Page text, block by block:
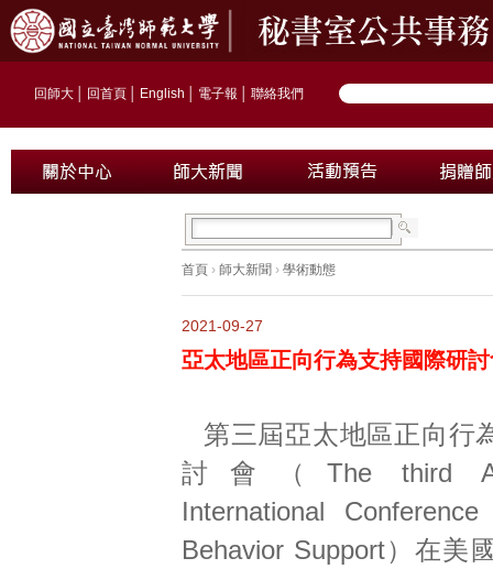
回師大 回首頁 English 電子報 聯絡我們
首頁 › 師大新聞 › 學術動態
2021-09-27
亞太地區正向行為支持國際研
第三屆亞太地區正向行
討會（The third
International
Behavior Support）在美